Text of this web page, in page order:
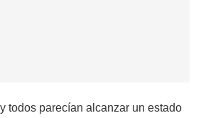
todos parecían alcanzar un estado